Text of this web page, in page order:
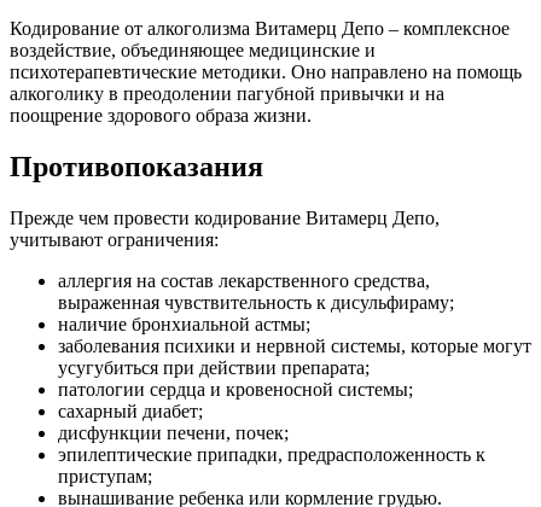
Кодирование от алкоголизма Витамерц Депо – комплексное
воздействие, объединяющее медицинские и
психотерапевтические методики. Оно направлено на помощь
алкоголику в преодолении пагубной привычки и на
поощрение здорового образа жизни.
Противопоказания
Прежде чем провести кодирование Витамерц Депо,
учитывают ограничения:
аллергия на состав лекарственного средства,
выраженная чувствительность к дисульфираму;
наличие бронхиальной астмы;
заболевания психики и нервной системы, которые могут
усугубиться при действии препарата;
патологии сердца и кровеносной системы;
сахарный диабет;
дисфункции печени, почек;
эпилептические припадки, предрасположенность к
приступам;
вынашивание ребенка или кормление грудью.